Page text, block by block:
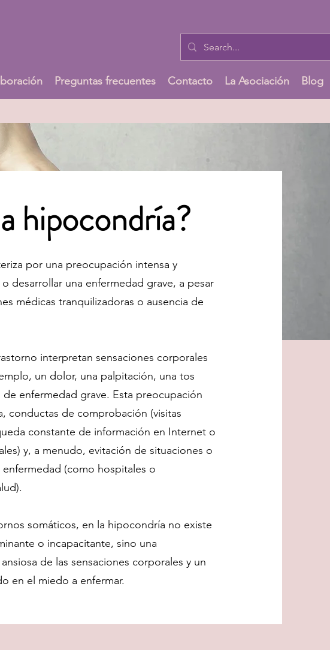
Preguntas frecuentes Contacto La Asociación Blog
hipocondría?
por una preocupación intensa y
desarrollar una enfermedad grave, a pesar
médicas tranquilizadoras o ausencia de
interpretan sensaciones corporales
un dolor, una palpitación, una tos
de enfermedad grave. Esta preocupación
conductas de comprobación (visitas
constante de información en Internet o
y, a menudo, evitación de situaciones o
enfermedad (como hospitales o
somáticos, en la hipocondría no existe
o incapacitante, sino una
de las sensaciones corporales y un
en el miedo a enfermar.